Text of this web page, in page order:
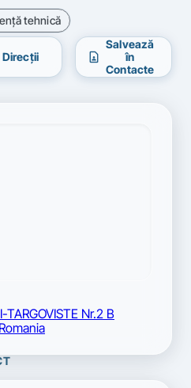
tehnică
Direcții contact_page
Salvează
în
Contacte
TARGOVISTE Nr.2 B